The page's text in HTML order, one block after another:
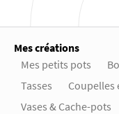
Mes créations
Mes petits pots
Tasses
Coupelles
Vases & Cache-pots